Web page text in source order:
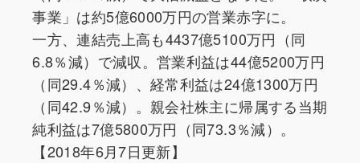
事業」は約5億6000万円の営業赤字に。
一方、連結売上高も4437億5100万円（同
6.8％減）で減収。営業利益は44億5200万円
（同29.4％減）、経常利益は24億1300万円
（同42.9％減）。親会社株主に帰属する当期
純利益は7億5800万円（同73.3％減）。
【2018年6月7日更新】